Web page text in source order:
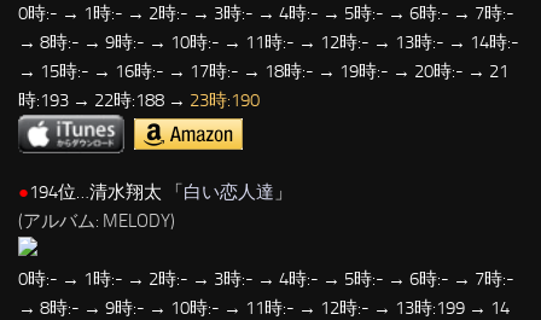
0時:- → 1時:- → 2時:- → 3時:- → 4時:- → 5時:- → 6時:- → 7時:-
→ 8時:- → 9時:- → 10時:- → 11時:- → 12時:- → 13時:- → 14時:-
→ 15時:- → 16時:- → 17時:- → 18時:- → 19時:- → 20時:- → 21
時:193 → 22時:188 → 23時:190
●194位…清水翔太 「白い恋人達 」
(アルバム: MELODY)
0時:- → 1時:- → 2時:- → 3時:- → 4時:- → 5時:- → 6時:- → 7時:-
→ 8時:- → 9時:- → 10時:- → 11時:- → 12時:- → 13時:199 → 14